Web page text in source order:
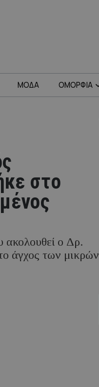
ΜΟΔΑ ΟΜΟΡΦΙΑ
στο
ακολουθεί ο Δρ.
άγχος των μικρών